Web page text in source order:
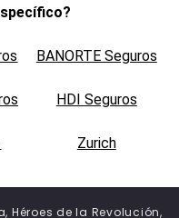
BANORTE Seguros
HDI Seguros
Zurich
Héroes de la Revolución,